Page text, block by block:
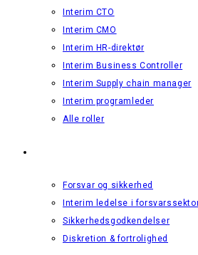
Interim CTO
Interim CMO
Interim HR-direktør
Interim Business Controller
Interim Supply chain manager
Interim programleder
Alle roller
Forsvar og sikkerhed
Interim ledelse i
Sikkerhedsgodkendelser
Diskretion & fortrolighed